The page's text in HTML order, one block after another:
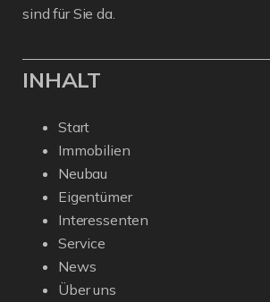
sind für Sie da.
INHALT
Start
Immobilien
Neubau
Eigentümer
Interessenten
Service
News
Über uns